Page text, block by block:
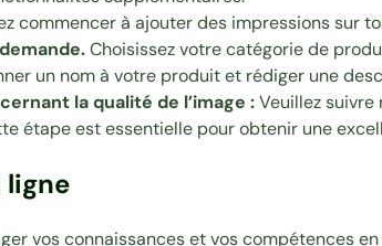
commencer à ajouter des impressions sur
Choisissez votre catégorie de
un nom à votre produit et rédiger une
la qualité de l’image :Veuillez suivre
étape est essentielle pour obtenir une
ligne
vos connaissances et vos compétences